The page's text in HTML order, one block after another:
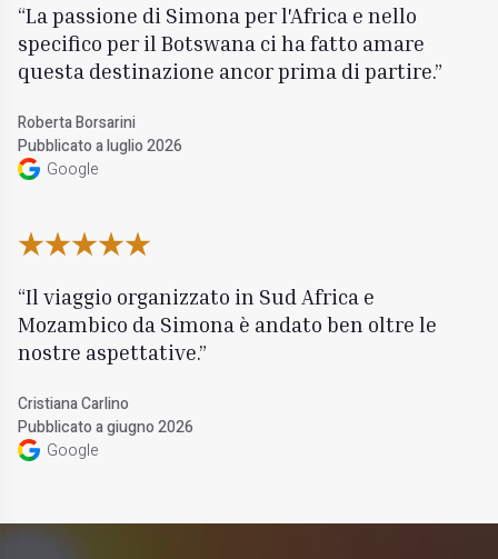
La passione di Simona per l'Africa e nello
specifico per il Botswana ci ha fatto amare
questa destinazione ancor prima di partire.
Roberta Borsarini
Pubblicato a luglio 2026
Google
Il viaggio organizzato in Sud Africa e
Mozambico da Simona è andato ben oltre le
nostre aspettative.
Cristiana Carlino
Pubblicato a giugno 2026
Google